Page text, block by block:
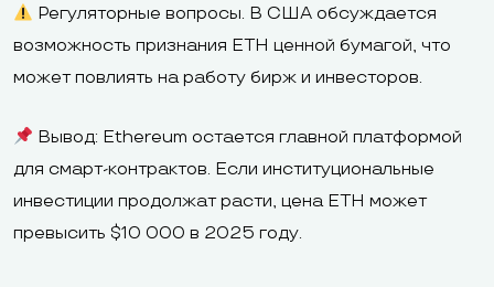
Регуляторные вопросы. В США обсуждается
возможность признания ETH ценной бумагой, что
может повлиять на работу бирж и инвесторов.
Вывод: Ethereum остается главной платформой
для смарт-контрактов. Если институциональные
инвестиции продолжат расти, цена ETH может
превысить $10 000 в 2025 году.